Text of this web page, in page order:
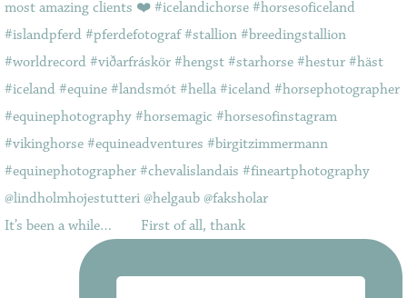
It’s been a while…⠀ ⠀ First of all, thank